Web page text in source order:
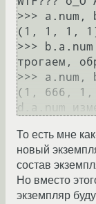
>>> a.num,
(1, 1, 1,
>>>
трогаем,
>>> a.num,
(1, 666, 1,
То есть мне
новый
состав
Но вместо
экземпляр